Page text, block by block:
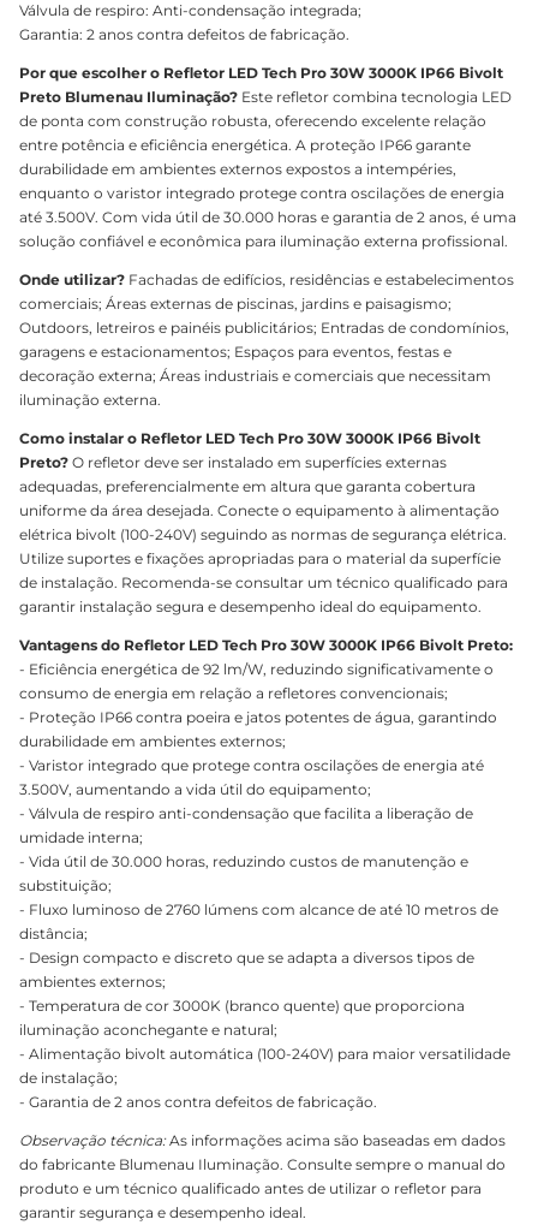
Válvula de respiro: Anti-condensação integrada;
Garantia: 2 anos contra defeitos de fabricação.
Por que escolher o Refletor LED Tech Pro 30W 3000K IP66 Bivolt
Preto Blumenau Iluminação? Este refletor combina tecnologia LED
de ponta com construção robusta, oferecendo excelente relação
entre potência e eficiência energética. A proteção IP66 garante
durabilidade em ambientes externos expostos a intempéries,
enquanto o varistor integrado protege contra oscilações de energia
até 3.500V. Com vida útil de 30.000 horas e garantia de 2 anos, é uma
solução confiável e econômica para iluminação externa profissional.
Onde utilizar? Fachadas de edifícios, residências e estabelecimentos
comerciais; Áreas externas de piscinas, jardins e paisagismo;
Outdoors, letreiros e painéis publicitários; Entradas de condomínios,
garagens e estacionamentos; Espaços para eventos, festas e
decoração externa; Áreas industriais e comerciais que necessitam
iluminação externa.
Como instalar o Refletor LED Tech Pro 30W 3000K IP66 Bivolt
Preto? O refletor deve ser instalado em superfícies externas
adequadas, preferencialmente em altura que garanta cobertura
uniforme da área desejada. Conecte o equipamento à alimentação
elétrica bivolt (100-240V) seguindo as normas de segurança elétrica.
Utilize suportes e fixações apropriadas para o material da superfície
de instalação. Recomenda-se consultar um técnico qualificado para
garantir instalação segura e desempenho ideal do equipamento.
Vantagens do Refletor LED Tech Pro 30W 3000K IP66 Bivolt Preto:
- Eficiência energética de 92 lm/W, reduzindo significativamente o
consumo de energia em relação a refletores convencionais;
- Proteção IP66 contra poeira e jatos potentes de água, garantindo
durabilidade em ambientes externos;
- Varistor integrado que protege contra oscilações de energia até
3.500V, aumentando a vida útil do equipamento;
- Válvula de respiro anti-condensação que facilita a liberação de
umidade interna;
- Vida útil de 30.000 horas, reduzindo custos de manutenção e
substituição;
- Fluxo luminoso de 2760 lúmens com alcance de até 10 metros de
distância;
- Design compacto e discreto que se adapta a diversos tipos de
ambientes externos;
- Temperatura de cor 3000K (branco quente) que proporciona
iluminação aconchegante e natural;
- Alimentação bivolt automática (100-240V) para maior versatilidade
de instalação;
- Garantia de 2 anos contra defeitos de fabricação.
Observação técnica:As informações acima são baseadas em dados
do fabricante Blumenau Iluminação. Consulte sempre o manual do
produto e um técnico qualificado antes de utilizar o refletor para
garantir segurança e desempenho ideal.